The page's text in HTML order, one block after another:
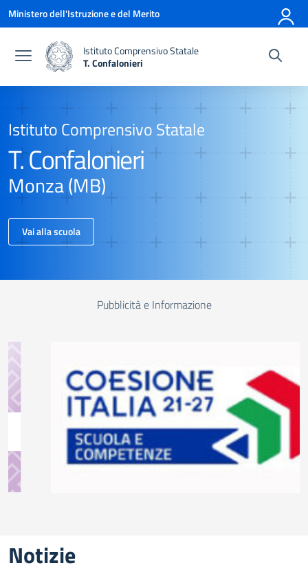
Vai ai contenuti
Vai al menu di navigazione
Vai al footer
Ministero dell'Istruzione e del Merito
Istituto Comprensivo Statale
T. Confalonieri
Istituto Comprensivo Statale
T. Confalonieri
Monza (MB)
Vai alla scuola
Pubblicità e Informazione
Notizie